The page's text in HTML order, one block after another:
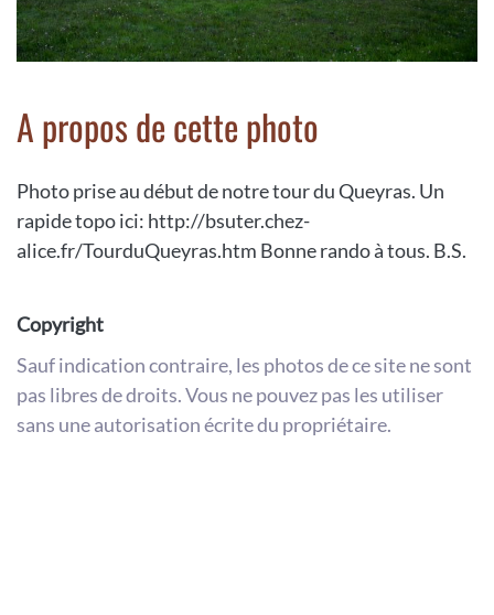
A propos de cette photo
Photo prise au début de notre tour du Queyras. Un
rapide topo ici: http://bsuter.chez-
alice.fr/TourduQueyras.htm Bonne rando à tous. B.S.
Copyright
Sauf indication contraire, les photos de ce site ne sont
pas libres de droits. Vous ne pouvez pas les utiliser
sans une autorisation écrite du propriétaire.